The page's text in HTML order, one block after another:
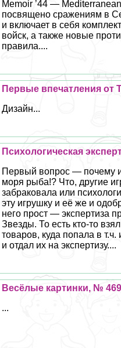
Memoir ’44 —
посвящено сражениям в
и включает в себя
войск, а также новые
правила....
Первые впечатления от
Дизайн...
Психологическая
Первый вопрос — почему
моря рыба!? Что, другие
забpaковала или
эту игрушку и её же и
него прост — экспертиза
Звезды. То есть кто-то
товаров, куда попала в
и отдал их на экспертизу....
Весёлые картинки, № 469
...